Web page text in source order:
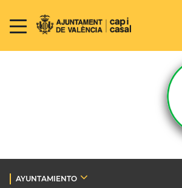
AYUNTAMIENTO